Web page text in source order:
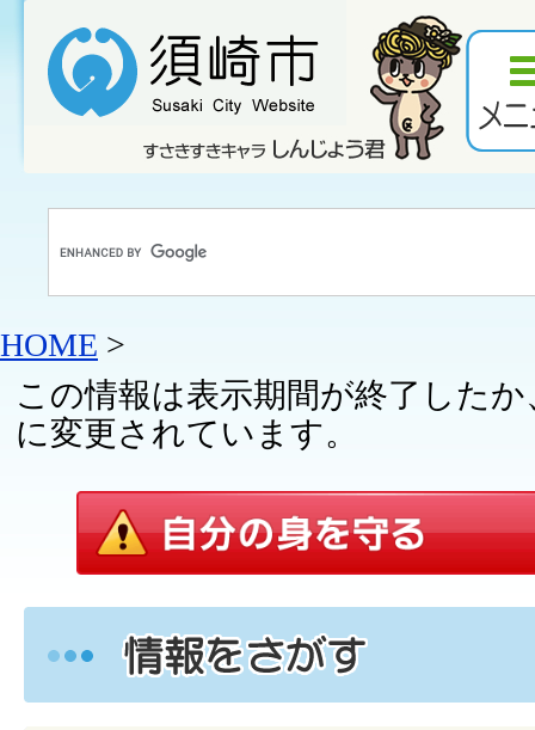
HOME >
この情報は表示期間が終了した
に変更されています。